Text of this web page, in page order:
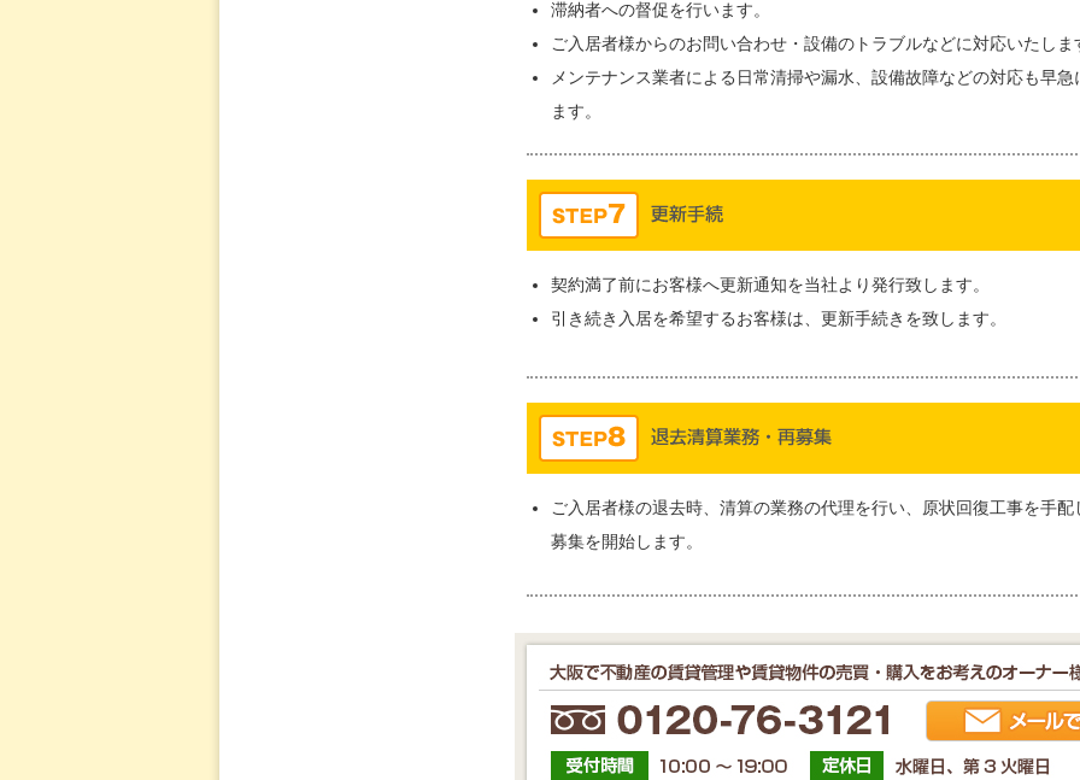
滞納者への督促を行います。
ご入居者様からのお問い合わせ・設備のトラブルなどに対応いたしま
メンテナンス業者による日常清掃や漏水、設備故障などの対応も早急
ます。
契約満了前にお客様へ更新通知を当社より発行致します。
引き続き入居を希望するお客様は、更新手続きを致します。
ご入居者様の退去時、清算の業務の代理を行い、原状回復工事を手配
募集を開始します。